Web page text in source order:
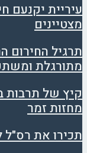
עיריית יקנעם
מצטיינים
תרגיל החירום
מתורגלת
מחזות זמר
תכירו את רס"ל